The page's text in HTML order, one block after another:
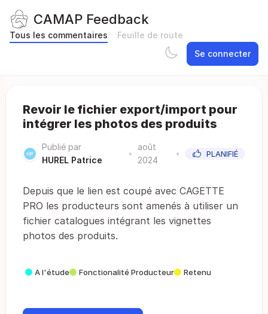
CAMAP Feedback
Tous les commentaires
Feuille de route
Se connecter
Revoir le fichier export/import pour
intégrer les photos des produits
Publié par
HUREL Patrice
•
août
2024
• PLANIFIÉ
Depuis que le lien est coupé avec CAGETTE
PRO les producteurs sont amenés à utiliser un
fichier catalogues intégrant les vignettes
photos des produits.
A l'étude Fonctionalité Producteur Retenu